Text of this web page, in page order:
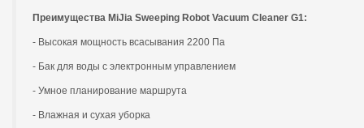
Преимущества MiJia Sweeping Robot Vacuum Cleaner G1:
- Высокая мощность всасывания 2200 Па
- Бак для воды с электронным управлением
- Умное планирование маршрута
- Влажная и сухая уборка